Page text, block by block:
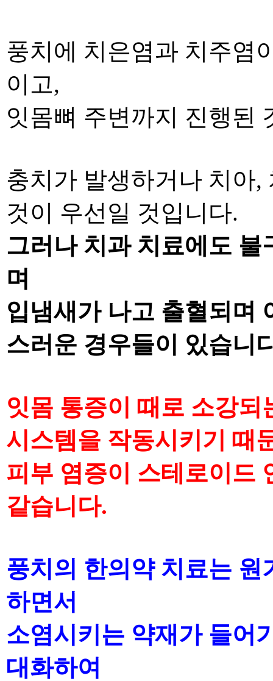
풍치에 치은염과 치주염
이고,
잇몸뼈 주변까지 진행된
충치가 발생하거나 치아,
것이 우선일 것입니다.
그러나 치과 치료에도 불
며
입냄새가 나고 출혈되며
스러운 경우들이 있습니
잇몸 통증이 때로 소강
시스템을 작동시키기 때
피부 염증이 스테로이드
같습니다.
풍치의 한의약 치료는
하면서
소염시키는 약재가 들어
대화하여